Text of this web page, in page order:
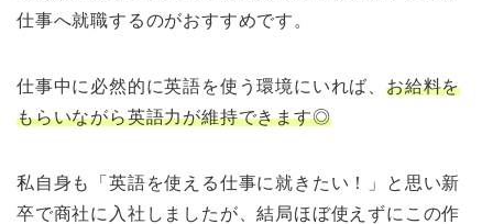
仕事へ就職するのがおすすめです。
仕事中に必然的に英語を使う環境にいれば、 お給料を
もらいながら英語力が維持できます◎
私自身も「英語を使える仕事に就きたい！」と思い新
卒で商社に入社しましたが、結局ほぼ使えずにこの作